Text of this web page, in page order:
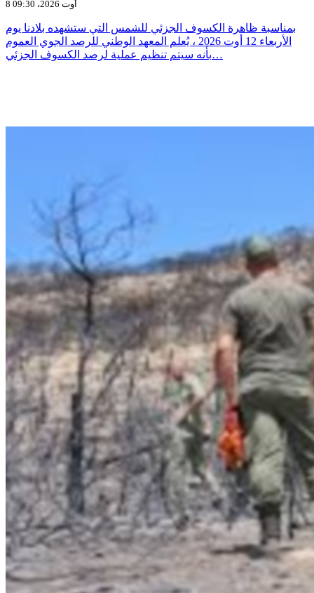
8 أوت 2026، 09:30
بمناسبة ظاهرة الكسوف الجزئي للشمس التي ستشهده بلادنا يوم
الأربعاء 12 أوت 2026 ، يُعلم المعهد الوطني للرصد الجوي العموم
بأنه سيتم تنظيم عملية لرصد الكسوف الجزئي…